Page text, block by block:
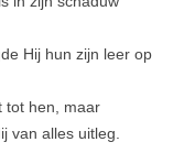
Hij hun zijn leer op
tot hen, maar
van alles uitleg.